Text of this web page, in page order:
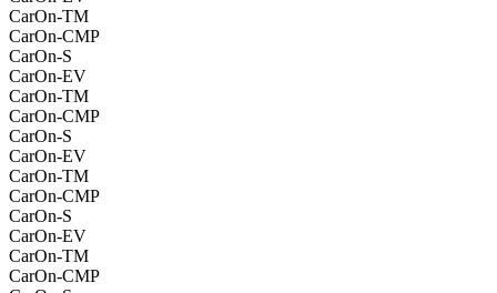
CarOn-TM
CarOn-CMP
CarOn-S
CarOn-EV
CarOn-TM
CarOn-CMP
CarOn-S
CarOn-EV
CarOn-TM
CarOn-CMP
CarOn-S
CarOn-EV
CarOn-TM
CarOn-CMP